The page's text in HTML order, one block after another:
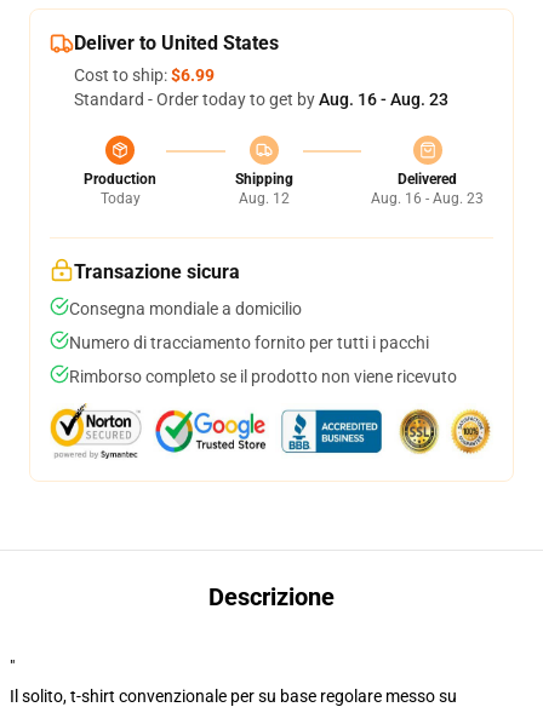
Deliver to United States
Cost to ship:$6.99
Standard - Order today to get byAug. 16 - Aug. 23
Production
Today
Shipping
Aug. 12
Delivered
Aug. 16 - Aug. 23
Transazione sicura
Consegna mondiale a domicilio
Numero di tracciamento fornito per tutti i pacchi
Rimborso completo se il prodotto non viene ricevuto
Descrizione
"
Il solito, t-shirt convenzionale per su base regolare messo su